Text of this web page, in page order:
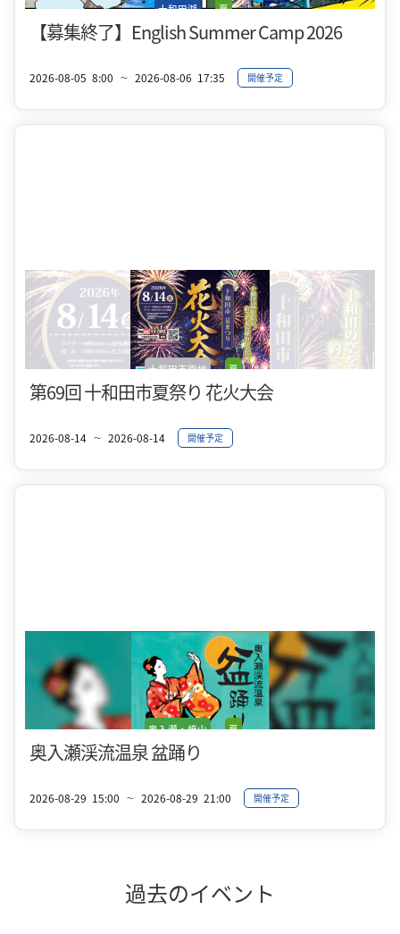
十和田湖 夏
【募集終了】English Summer Camp 2026
2026-08-05 8:00 〜 2026-08-06 17:35 開催予定
十和田市街地 夏
第69回 十和田市夏祭り 花火大会
2026-08-14 〜 2026-08-14 開催予定
奥入瀬・焼山 夏
奥入瀬渓流温泉 盆踊り
2026-08-29 15:00 〜 2026-08-29 21:00 開催予定
過去のイベント